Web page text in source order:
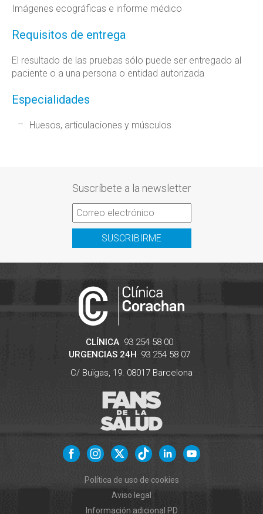
Imágenes ecográficas e informe médico
Requisitos de entrega
El resultado de las pruebas sólo puede ser entregado al
paciente o a una persona o entidad autorizada
Especialidades
Huesos, articulaciones y músculos
Suscríbete a la newsletter
SUSCRIBIRME
CLÍNICA 93 254 58 00
URGENCIAS 24H 93 254 58 07
C/ Buïgas, 19. 08017 Barcelona
Política de uso de cookies
Aviso legal
Información adicional PD